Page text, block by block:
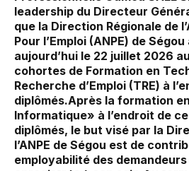
leadership du Directeur
que la Direction Régionale de
Pour l’Emploi (ANPE) de
aujourd’hui le 22 juillet 2026
cohortes de Formation en
Recherche d’Emploi (TRE) à
diplômés.Après la formation
Informatique» à l’endroit de
diplômés, le but visé par la
l’ANPE de Ségou est de
employabilité des demandeurs